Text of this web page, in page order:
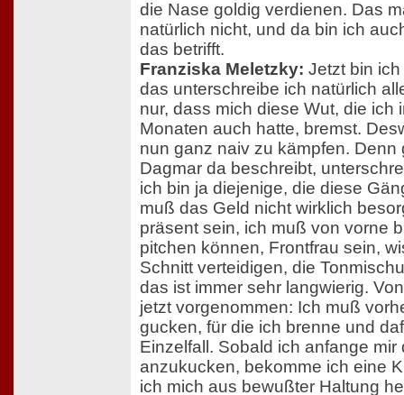
die Nase goldig verdienen. Das
natürlich nicht, und da bin ich
das betrifft.
Franziska Meletzky: Jetzt bin
das unterschreibe ich natürlich
nur, dass mich diese Wut, die ich
Monaten auch hatte, bremst.
nun ganz naiv zu kämpfen. Denn
Dagmar da beschreibt,
ich bin ja diejenige, die diese
muß das Geld nicht wirklich
präsent sein, ich muß von vorne
pitchen können, Frontfrau sein,
Schnitt verteidigen, die
das ist immer sehr langwierig.
jetzt vorgenommen: Ich muß
gucken, für die ich brenne und
Einzelfall. Sobald ich anfange mir
anzukucken, bekomme ich eine
ich mich aus bewußter Haltung